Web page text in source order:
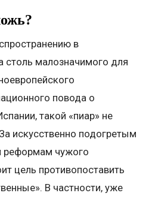
в
столь малозначимого для
повода о
такой «пиар» не
искусственно подогретым
реформам чужого
цель противопоставить
В частности, уже